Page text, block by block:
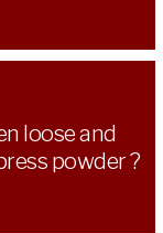
loose and
powder ?